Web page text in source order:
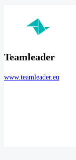
Teamleader
www.teamleader.eu